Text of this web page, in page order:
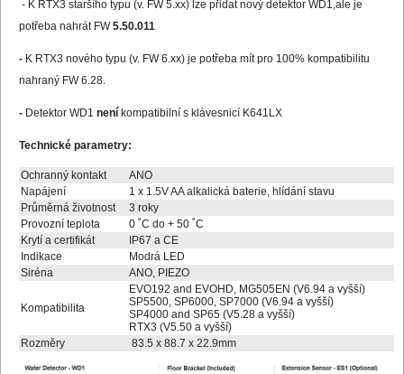
- K RTX3 staršího typu (v. FW 5.xx) lze přidat nový detektor WD1,ale je
potřeba nahrát FW5.50.011
- K RTX3 nového typu (v. FW 6.xx) je potřeba mít pro 100% kompatibilitu
nahraný FW 6.28.
- Detektor WD1 není kompatibilní s klávesnicí K641LX
Technické parametry:
Ochranný kontakt
ANO
Napájení
1 x 1.5V AA alkalická baterie, hlídání stavu
Průměrná životnost
3 roky
Provozní teplota
0 ˚C do + 50 ˚C
Krytí a certifikát
IP67 a CE
Indikace
Modrá LED
Siréna
ANO, PIEZO
Kompatibilita
EVO192 and EVOHD, MG505EN (V6.94 a vyšší)
SP5500, SP6000, SP7000 (V6.94 a vyšší)
SP4000 and SP65 (V5.28 a vyšší)
RTX3 (V5.50 a vyšší)
Rozměry
83.5 x 88.7 x 22.9mm